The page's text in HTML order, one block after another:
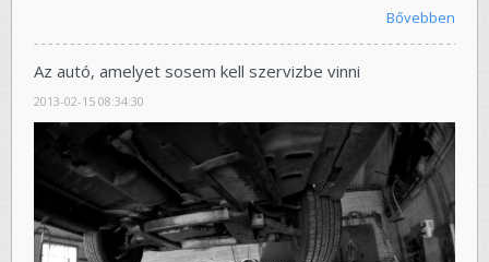
Bővebben
Az autó, amelyet sosem kell szervizbe vinni
2013-02-15 08:34:30